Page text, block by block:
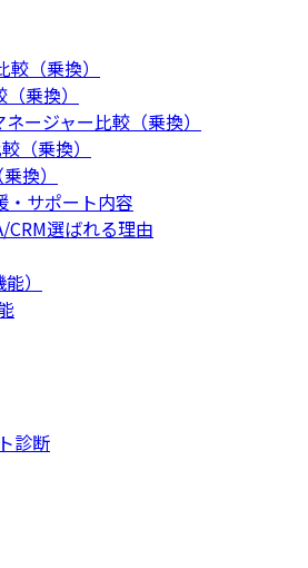
（乗換）
乗換）
ージャー比較（乗換）
（乗換）
換）
・サポート内容
CRM選ばれる理由
）
診断